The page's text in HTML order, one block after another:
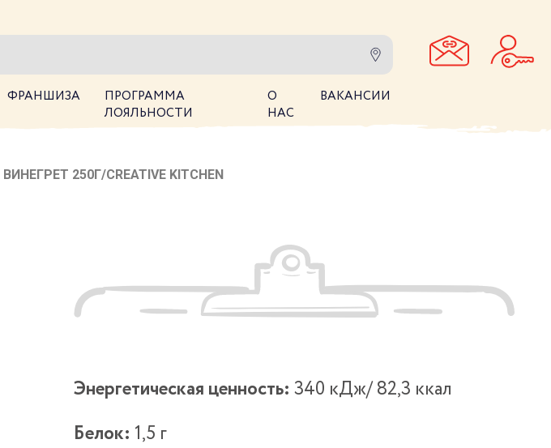
ФРАНШИЗА
ПРОГРАММА
ЛОЯЛЬНОСТИ
О
НАС
ВАКАНСИИ
ВИНЕГРЕТ 250Г/CREATIVE KITCHEN
Энергетическая ценность: 340 кДж/ 82,3 ккал
Белок: 1,5 г